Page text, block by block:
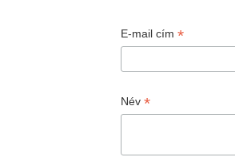
E-mail cím*
Név*